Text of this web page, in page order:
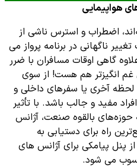
هواپیمایی
اضطراب و استرس ناشی از
ناگهانی در برنامه پرواز می
گاهی اوقات مسافران با ضرر
غم انگیزتر هم هست! از سوی
لحظه آخری یا سفرهای داخلی و
مفید و جالب باشد. با تأثیر
حوزه‌های بالقوه صنعت، آژانس
راه برای دستیابی به
پنل پیامکی برای آژانس های
می شود.